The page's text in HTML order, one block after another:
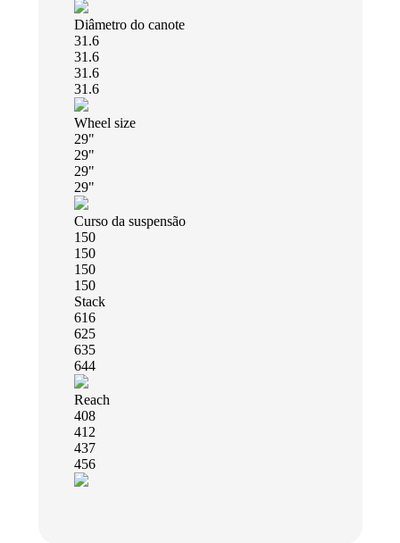
Diâmetro do canote
31.6
31.6
31.6
31.6
Wheel size
29"
29"
29"
29"
Curso da suspensão
150
150
150
150
Stack
616
625
635
644
Reach
408
412
437
456